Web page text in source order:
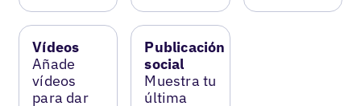
Vídeos
Añade
vídeos
para dar
Publicación
social
Muestra tu
última